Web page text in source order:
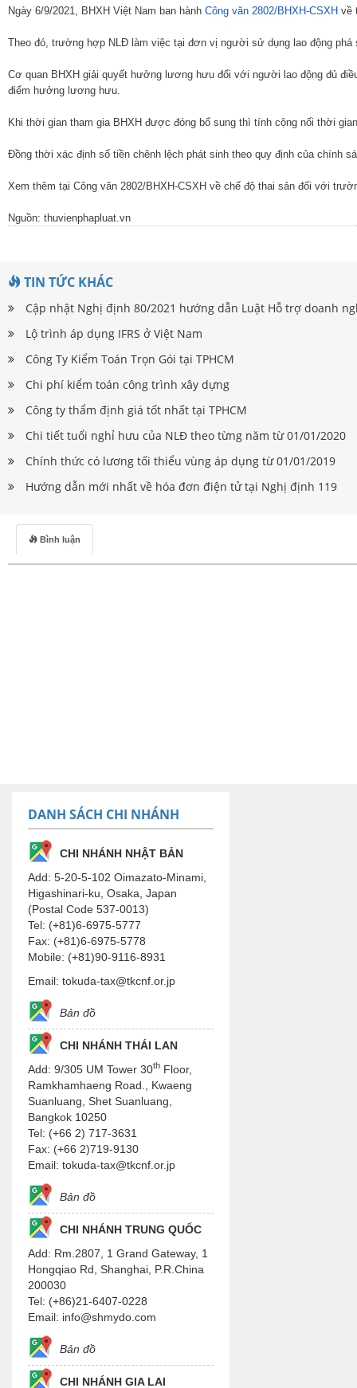
Ngày 6/9/2021, BHXH Việt Nam ban hành Công văn 2802/BHXH-CSXH về
Theo đó, trường hợp NLĐ làm việc tại đơn vị người sử dụng lao động
Cơ quan BHXH giải quyết hưởng lương hưu đối với người lao động đủ
điểm hưởng lương hưu.
Khi thời gian tham gia BHXH được đóng bổ sung thì tính cộng nối thời
Đồng thời xác định số tiền chênh lệch phát sinh theo quy định của
Xem thêm tại Công văn 2802/BHXH-CSXH về chế độ thai sản đối với
Nguồn: thuvienphapluat.vn
TIN TỨC KHÁC
Cập nhật Nghị định 80/2021 hướng dẫn Luật Hỗ trợ doanh
Lộ trình áp dụng IFRS ở Việt Nam
Công Ty Kiểm Toán Trọn Gói tại TPHCM
Chi phí kiểm toán công trình xây dựng
Công ty thẩm định giá tốt nhất tại TPHCM
Chi tiết tuổi nghỉ hưu của NLĐ theo từng năm từ 01/01/2020
Chính thức có lương tối thiểu vùng áp dụng từ 01/01/2019
Hướng dẫn mới nhất về hóa đơn điện tử tại Nghị định 119
Bình luận
DANH SÁCH CHI NHÁNH
CHI NHÁNH NHẬT BẢN
Add: 5-20-5-102 Oimazato-Minami,
Higashinari-ku, Osaka, Japan
(Postal Code 537-0013)
Tel: (+81)6-6975-5777
Fax: (+81)6-6975-5778
Mobile: (+81)90-9116-8931
Email: tokuda-tax@tkcnf.or.jp
Bản đồ
CHI NHÁNH THÁI LAN
Add: 9/305 UM Tower 30th Floor,
Ramkhamhaeng Road., Kwaeng
Suanluang, Shet Suanluang,
Bangkok 10250
Tel: (+66 2) 717-3631
Fax: (+66 2)719-9130
Email: tokuda-tax@tkcnf.or.jp
Bản đồ
CHI NHÁNH TRUNG QUỐC
Add: Rm.2807, 1 Grand Gateway, 1
Hongqiao Rd, Shanghai, P.R.China
200030
Tel: (+86)21-6407-0228
Email: info@shmydo.com
Bản đồ
CHI NHÁNH GIA LAI